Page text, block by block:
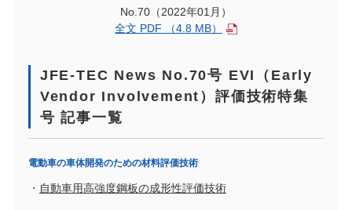
JFE-TEC News No.70号 EVI（Early
Vendor Involvement）評価技術特集
号 記事一覧
電動車の車体開発のための材料評価技術
自動車用高強度鋼板の成形性評価技術
No.70（2022年01月）
全文 PDF （4.8 MB）